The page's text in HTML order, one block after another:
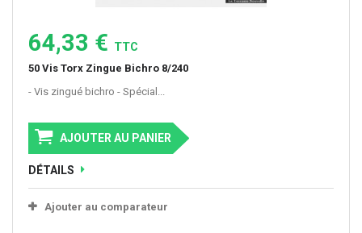
64,33 € TTC
50 Vis Torx Zingue Bichro 8/240
- Vis zingué bichro - Spécial...
AJOUTER AU PANIER
DÉTAILS
Ajouter au comparateur